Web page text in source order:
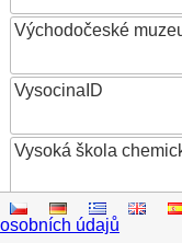
Východočeské
VysocinaID
Vysoká škola
Vysoká škola
osobních údajů